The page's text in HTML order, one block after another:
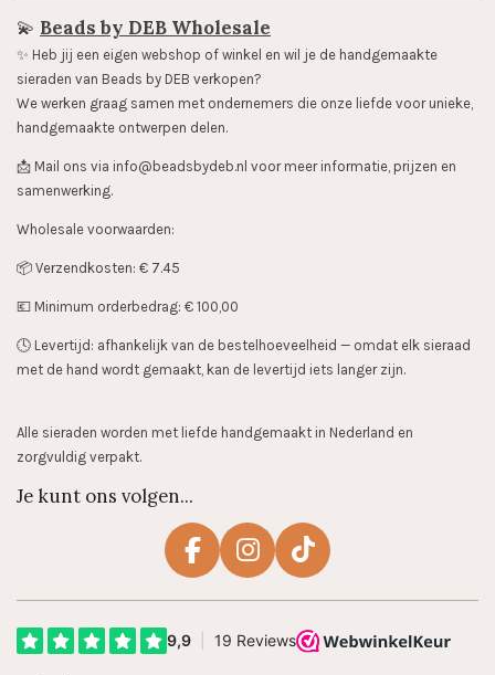
💫 Beads by DEB Wholesale
✨️ Heb jij een eigen webshop of winkel en wil je de handgemaakte
sieraden van Beads by DEB verkopen?
We werken graag samen met ondernemers die onze liefde voor unieke,
handgemaakte ontwerpen delen.
📩 Mail ons via info@beadsbydeb.nl voor meer informatie, prijzen en
samenwerking.
Wholesale voorwaarden:
📦 Verzendkosten: € 7.45
💶 Minimum orderbedrag: € 100,00
🕓 Levertijd: afhankelijk van de bestelhoeveelheid — omdat elk sieraad
met de hand wordt gemaakt, kan de levertijd iets langer zijn.
Alle sieraden worden met liefde handgemaakt in Nederland en
zorgvuldig verpakt.
Je kunt ons volgen...
F
e
I
t
T
T